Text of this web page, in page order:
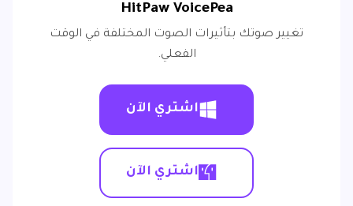
HitPaw VoicePea
تغيير صوتك بتأثيرات الصوت المختلفة في الوقت
الفعلي.
اشتري الآن
اشتري الآن